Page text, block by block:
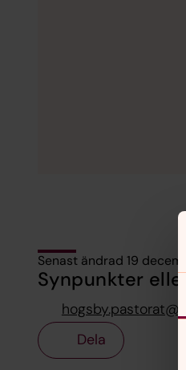
Senast ändrad 19
Synpunkter
Dela